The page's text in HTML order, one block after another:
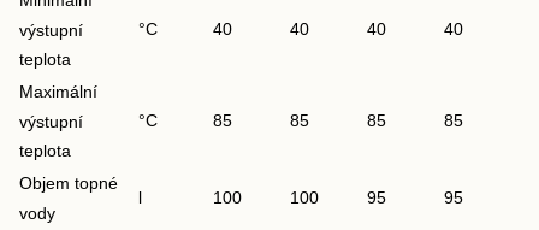
výstupní
teplota
°C 40 40 40 40
Maximální
výstupní
teplota
°C 85 85 85 85
Objem topné
vody
l 100 100 95 95